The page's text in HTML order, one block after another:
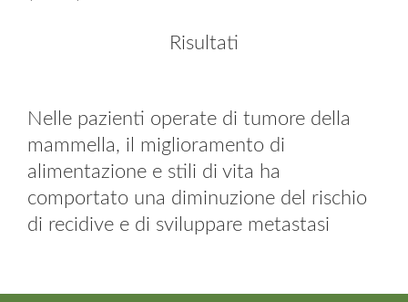
Risultati
Nelle pazienti operate di tumore della
mammella, il miglioramento di
alimentazione e stili di vita ha
comportato una diminuzione del rischio
di recidive e di sviluppare metastasi